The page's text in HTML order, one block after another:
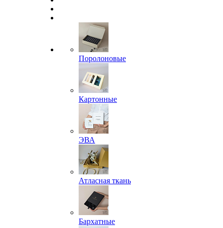
Поролоновые
Картонные
ЭВА
Атласная ткань
Бархатные